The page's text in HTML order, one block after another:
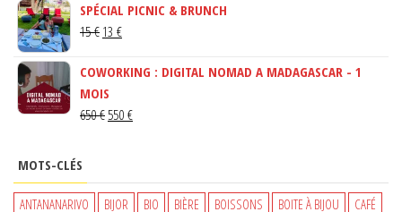
INITIAL
ÉTAIT :
ACTUEL
SPÉCIAL PICNIC & BRUNCH
15€ LE
INITIAL
ÉTAIT :
15 €.
13 €LE
ACTUEL
13 €.
COWORKING : DIGITAL NOMAD A MADAGASCAR - 1
MOIS
650€ LE
ÉTAIT :
650 €.
550 €LE
EST :
550 €.
MOTS-CLÉS
ANTANANARIVO BIJOR BIO BIÈRE BOISSONS BOITE À BIJOU
CAFÉ